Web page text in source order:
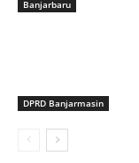
Banjarbaru
DPRD Banjarmasin